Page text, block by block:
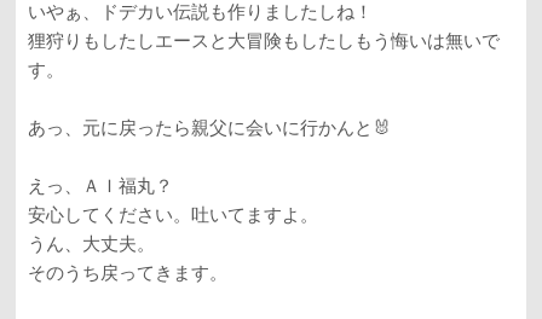
いやぁ、ドデカい伝説も作りましたしね！
狸狩りもしたしエースと大冒険もしたしもう悔いは無いで
す。
あっ、元に戻ったら親父に会いに行かんと🐰
えっ、ＡＩ福丸？
安心してください。吐いてますよ。
うん、大丈夫。
そのうち戻ってきます。